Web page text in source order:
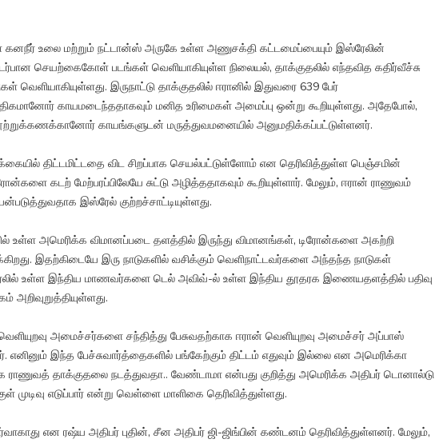
கனநீர் உலை மற்றும் நட்டான்ஸ் அருகே உள்ள அணுசக்தி கட்டமைப்பையும் இஸ்ரேலின்
செயற்கைகோள் படங்கள் வெளியாகியுள்ள நிலையல், தாக்குதலில் எந்தவித கதிர்வீச்சு
வெளியாகியுள்ளது. இருநாட்டு தாக்குதலில் ஈரானில் இதுவரை 639 பேர்
காயமடைந்ததாகவும் மனித உரிமைகள் அமைப்பு ஒன்று கூறியுள்ளது. அதேபோல்,
காயங்களுடன் மருத்துவமனையில் அனுமதிக்கப்பட்டுள்ளனர்.
திட்டமிட்டதை விட சிறப்பாக செயல்பட்டுள்ளோம் என தெரிவித்துள்ள பெஞ்சமின்
கடற் மேற்பரப்பிலேயே சுட்டு அழித்ததாகவும் கூறியுள்ளார். மேலும், ஈரான் ராணுவம்
இஸ்ரேல் குற்றச்சாட்டியுள்ளது.
உள்ள அமெரிக்க விமானப்படை தளத்தில் இருந்து விமானங்கள், டிரோன்களை அகற்றி
இதற்கிடையே இரு நாடுகளில் வசிக்கும் வெளிநாட்டவர்களை அந்தந்த நாடுகள்
உள்ள இந்திய மாணவர்களை டெல் அவிவ்-ல் உள்ள இந்திய தூதரக இணையதளத்தில் பதிவு
அமைச்சர்களை சந்தித்து பேசுவதற்காக ஈரான் வெளியுறவு அமைச்சர் அப்பாஸ்
எனினும் இந்த பேச்சுவார்த்தைகளில் பங்கேற்கும் திட்டம் எதுவும் இல்லை என அமெரிக்கா
ராணுவத் தாக்குதலை நடத்துவதா.. வேண்டாமா என்பது குறித்து அமெரிக்க அதிபர் டொனால்டு
முடிவு எடுப்பார் என்று வெள்ளை மாளிகை தெரிவித்துள்ளது.
என ரஷ்ய அதிபர் புதின், சீன அதிபர் ஜி-ஜிங்பின் கண்டனம் தெரிவித்துள்ளனர். மேலும்,